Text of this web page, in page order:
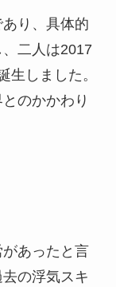
り、具体的
二人は2017
生しました。
のかかわり
あったと言
の浮気スキ